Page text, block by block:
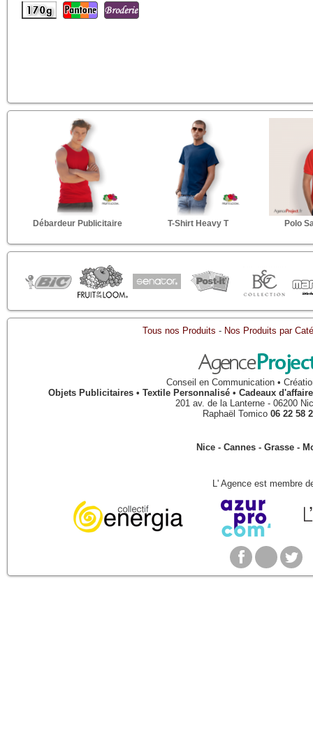
Débardeur Publicitaire T-Shirt Heavy T Polo
Tous nos Produits - Nos Produits par
Conseil en Communication •
Objets Publicitaires • Textile Personnalisé • Cadeaux
201 av. de la Lanterne - 06200
Raphaël Tomico 06 22 58
Nice - Cannes - Grasse -
L' Agence est membre